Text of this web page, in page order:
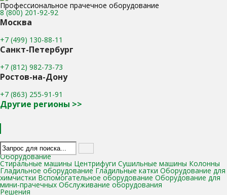
Профессиональное прачечное оборудование
8 (800) 201-92-92
Москва
+7 (499) 130-88-11
Санкт-Петербург
+7 (812) 982-73-73
Ростов-на-Дону
+7 (863) 255-91-91
Другие регионы >>
Каталог
Оборудование
Стиральные машины Центрифуги Сушильные машины Колонны
Гладильное оборудование Гладильные катки Оборудование для
химчистки Вспомогательное оборудование Оборудование для
мини-прачечных Обслуживание оборудования
Решения